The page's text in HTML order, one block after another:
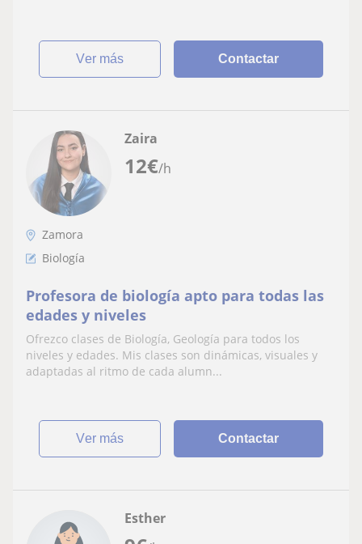
ver más Contactar
12€/h
Zaira
Zamora
Biología
Profesora de biología apto para todas las
edades y niveles
Ofrezco clases de Biología, Geología para todos los
niveles y edades. Mis clases son dinámicas, visuales y
adaptadas al ritmo de cada alumn...
ver más Contactar
Esther